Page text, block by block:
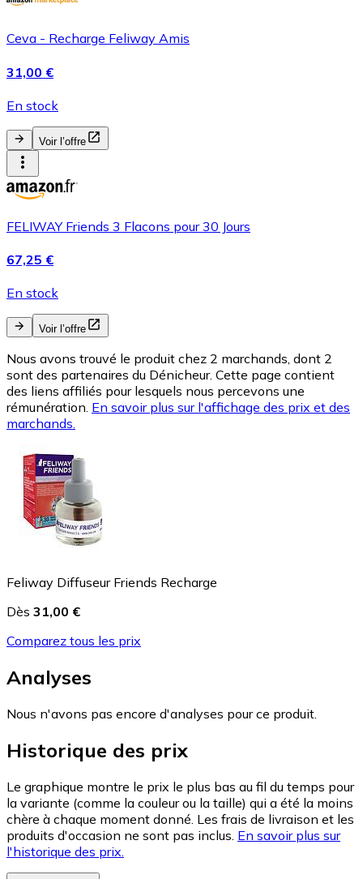
Ceva - Recharge Feliway Amis
31,00 €
En stock
Voir l’offre
FELIWAY Friends 3 Flacons pour 30 Jours
67,25 €
En stock
Voir l’offre
Nous avons trouvé le produit chez 2 marchands, dont 2
sont des partenaires du Dénicheur. Cette page contient
des liens affiliés pour lesquels nous percevons une
rémunération. En savoir plus sur l'affichage des prix et des
marchands.
Feliway Diffuseur Friends Recharge
Dès 31,00 €
Comparez tous les prix
Analyses
Nous n'avons pas encore d'analyses pour ce produit.
Historique des prix
Le graphique montre le prix le plus bas au fil du temps pour
la variante (comme la couleur ou la taille) qui a été la moins
chère à chaque moment donné. Les frais de livraison et les
produits d'occasion ne sont pas inclus. En savoir plus sur
l'historique des prix.